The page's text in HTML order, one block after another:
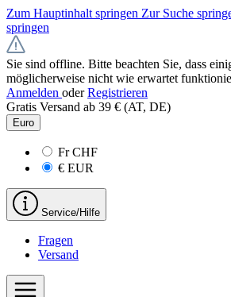
Zum Hauptinhalt springen Zur Suche
springen
Sie sind offline. Bitte beachten Sie, dass
möglicherweise nicht wie erwartet
Anmelden oder Registrieren
Gratis Versand ab 39 € (AT, DE)
Euro
FrCHF
€ EUR
Service/Hilfe
Fragen
Versand